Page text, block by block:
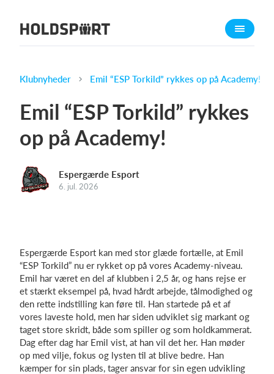
Om Holdsport
Presseomtale
Funktioner
Kontingentopkrævning
Hvad koster det?
Log på
Klubnyheder Emil “ESP Torkild” rykkes op på Academy!
Emil “ESP Torkild” rykkes
op på Academy!
Espergærde Esport
6. jul. 2026
Espergærde Esport kan med stor glæde fortælle, at Emil
“ESP Torkild” nu er rykket op på vores Academy-niveau.
Emil har været en del af klubben i 2,5 år, og hans rejse er
et stærkt eksempel på, hvad hårdt arbejde, tålmodighed og
den rette indstilling kan føre til. Han startede på et af
vores laveste hold, men har siden udviklet sig markant og
taget store skridt, både som spiller og som holdkammerat.
Dag efter dag har Emil vist, at han vil det her. Han møder
op med vilje, fokus og lysten til at blive bedre. Han
kæmper for sin plads, tager ansvar for sin egen udvikling